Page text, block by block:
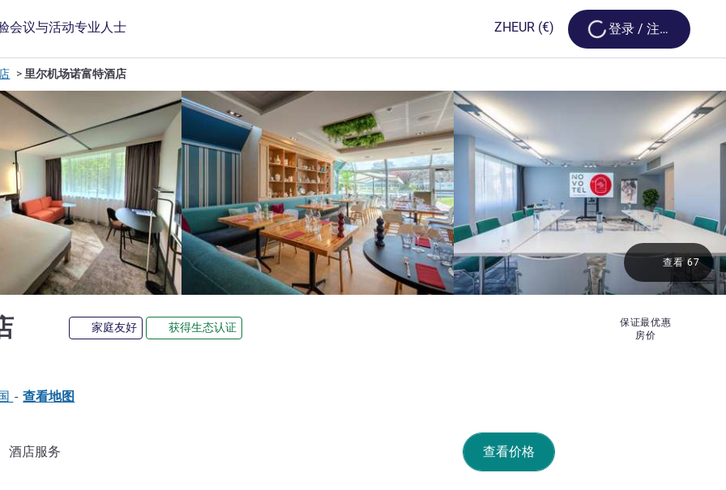
会议与活动专业人士 ZHEUR (€) Loading...
登录 / 注册
里尔机场诺富特酒店
家庭友好 获得生态认证
保证最优惠
房价
查看 67
- 查看地图
查看价格
酒店服务